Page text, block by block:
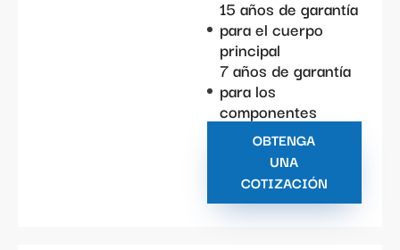
15 años de garantía
para el cuerpo
principal
7 años de garantía
para los
componentes
OBTENGA
UNA
COTIZACIÓN